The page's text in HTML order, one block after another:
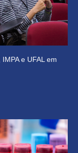
e UFAL em